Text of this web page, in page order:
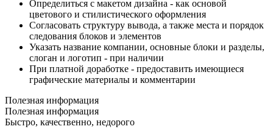
Определиться с макетом дизайна - как основой
цветового и стилистического оформления
Согласовать структуру вывода, а также места и порядок
следования блоков и элементов
Указать название компании, основные блоки и разделы,
слоган и логотип - при наличии
При платной доработке - предоставить имеющиеся
графические материалы и комментарии
Полезная информация
Полезная информация
Быстро, качественно, недорого